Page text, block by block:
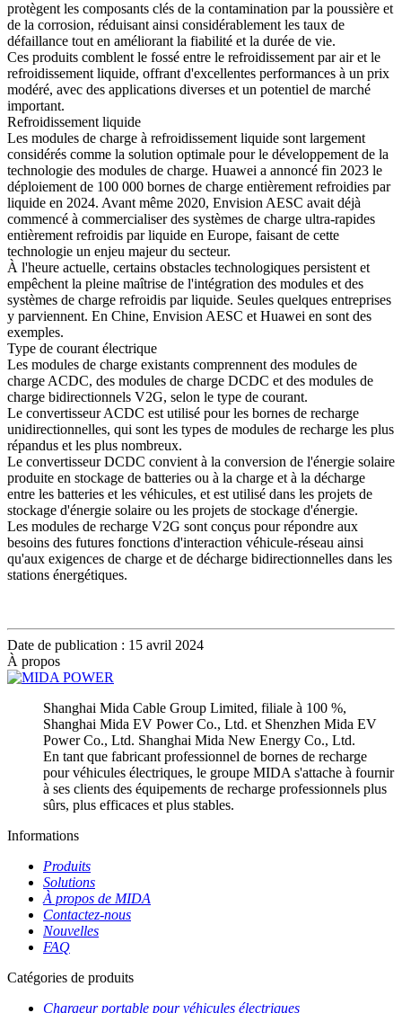
protègent les composants clés de la contamination par la poussière et
de la corrosion, réduisant ainsi considérablement les taux de
défaillance tout en améliorant la fiabilité et la durée de vie.
Ces produits comblent le fossé entre le refroidissement par air et le
refroidissement liquide, offrant d'excellentes performances à un prix
modéré, avec des applications diverses et un potentiel de marché
important.
Refroidissement liquide
Les modules de charge à refroidissement liquide sont largement
considérés comme la solution optimale pour le développement de la
technologie des modules de charge. Huawei a annoncé fin 2023 le
déploiement de 100 000 bornes de charge entièrement refroidies par
liquide en 2024. Avant même 2020, Envision AESC avait déjà
commencé à commercialiser des systèmes de charge ultra-rapides
entièrement refroidis par liquide en Europe, faisant de cette
technologie un enjeu majeur du secteur.
À l'heure actuelle, certains obstacles technologiques persistent et
empêchent la pleine maîtrise de l'intégration des modules et des
systèmes de charge refroidis par liquide. Seules quelques entreprises
y parviennent. En Chine, Envision AESC et Huawei en sont des
exemples.
Type de courant électrique
Les modules de charge existants comprennent des modules de
charge ACDC, des modules de charge DCDC et des modules de
charge bidirectionnels V2G, selon le type de courant.
Le convertisseur ACDC est utilisé pour les bornes de recharge
unidirectionnelles, qui sont les types de modules de recharge les plus
répandus et les plus nombreux.
Le convertisseur DCDC convient à la conversion de l'énergie solaire
produite en stockage de batteries ou à la charge et à la décharge
entre les batteries et les véhicules, et est utilisé dans les projets de
stockage d'énergie solaire ou les projets de stockage d'énergie.
Les modules de recharge V2G sont conçus pour répondre aux
besoins des futures fonctions d'interaction véhicule-réseau ainsi
qu'aux exigences de charge et de décharge bidirectionnelles dans les
stations énergétiques.
Date de publication : 15 avril 2024
À propos
Shanghai Mida Cable Group Limited, filiale à 100 %,
Shanghai Mida EV Power Co., Ltd. et Shenzhen Mida EV
Power Co., Ltd. Shanghai Mida New Energy Co., Ltd.
En tant que fabricant professionnel de bornes de recharge
pour véhicules électriques, le groupe MIDA s'attache à fournir
à ses clients des équipements de recharge professionnels plus
sûrs, plus efficaces et plus stables.
Informations
Produits
Solutions
À propos de MIDA
Contactez-nous
Nouvelles
FAQ
Catégories de produits
Chargeur portable pour véhicules électriques